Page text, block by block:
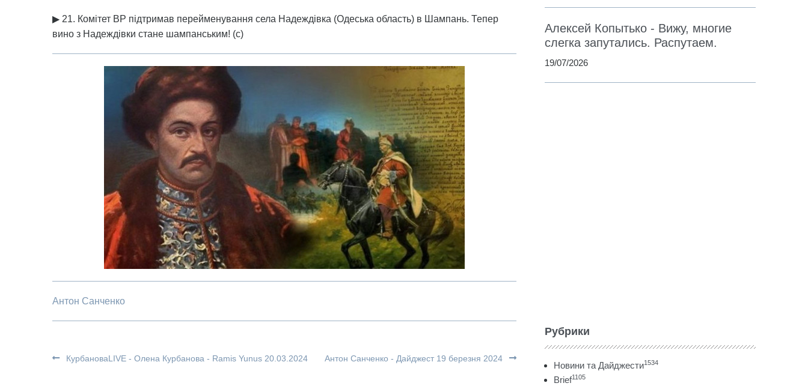
▶ 21. Комітет ВР підтримав перейменування села Надеждівка (Одеська область) в Шампань. Тепер
вино з Надеждівки стане шампанським! (с)
Антон Санченко
КурбановаLIVE - Олена Курбанова - Ramis Yunus 20.03.2024 Антон Санченко - Дайджест 19 березня 2024
Алексей Копытько - Вижу, многие
слегка запутались. Распутаем.
19/07/2026
Рубрики
Новини та Дайджести1534
Brief1105